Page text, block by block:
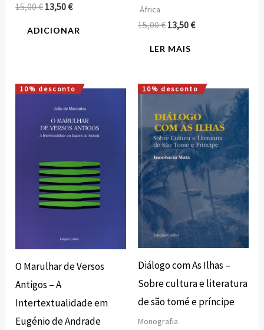
15,00€ 13,50€
ADICIONAR
África
15,00€ 13,50€
LER MAIS
10% desconto
O Marulhar de Versos
Antigos – A
Intertextualidade em
Eugénio de Andrade
O
era:
12,00 €.
O
é:
10,80 €.
10% desconto
Diálogo com As Ilhas –
Sobre cultura e literatura
de são tomé e príncipe
Monografia
O
original
era:
11,20 €.
O
preço
atual
é:
10,08 €.